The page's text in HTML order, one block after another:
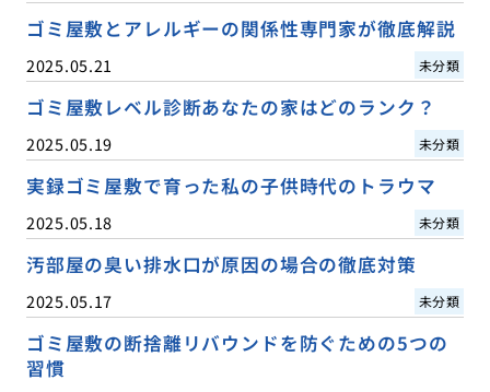
ゴミ屋敷とアレルギーの関係性専門家が徹底解説
2025.05.21 未分類
ゴミ屋敷レベル診断あなたの家はどのランク？
2025.05.19 未分類
実録ゴミ屋敷で育った私の子供時代のトラウマ
2025.05.18 未分類
汚部屋の臭い排水口が原因の場合の徹底対策
2025.05.17 未分類
ゴミ屋敷の断捨離リバウンドを防ぐための5つの
習慣